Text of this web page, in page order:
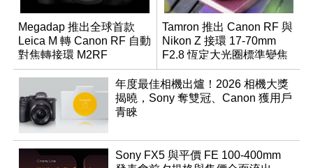
Megadap 推出全球首款
Leica M 轉 Canon RF 自動
對焦轉接環 M2RF
Tamron 推出 Canon RF 與
Nikon Z 接環 17-70mm
F2.8 恆定大光圈標準變焦
鏡
年度最佳相機出爐！2026 相機大獎
揭曉，Sony 奪雙冠、Canon 獲用戶
青睞
Sony FX5 與平價 FE 100-400mm